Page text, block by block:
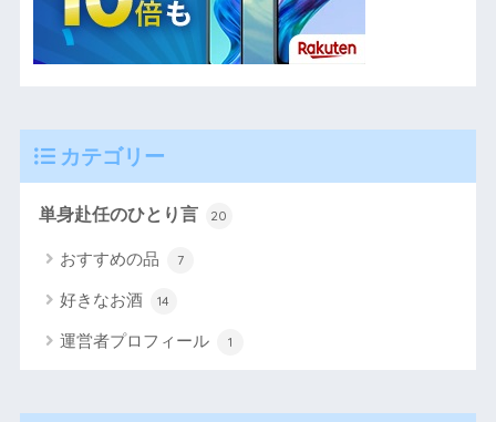
カテゴリー
単身赴任のひとり言 20
おすすめの品 7
好きなお酒 14
運営者プロフィール 1